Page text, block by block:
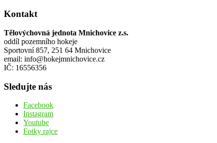
Kontakt
Tělovýchovná jednota Mnichovice z.s.
oddíl pozemního hokeje
Sportovní 857, 251 64 Mnichovice
email: info@hokejmnichovice.cz
IČ: 16556356
Sledujte nás
Facebook
Instagram
Youtube
Fotky rajce